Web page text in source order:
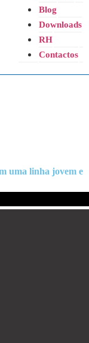
Blog
Downloads
RH
Contactos
uma linha jovem e